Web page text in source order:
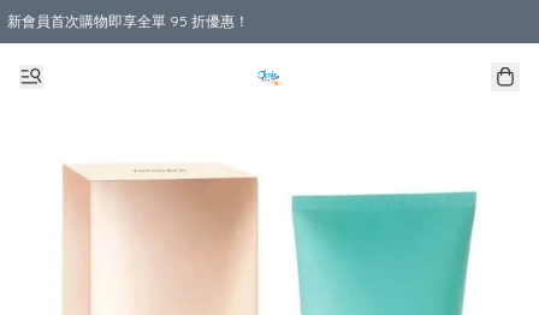
新會員首次購物即享全單 95 折優惠！
購物滿 HKD 800.00即享免運費優惠！（適用於 本地送貨、本地取貨 )